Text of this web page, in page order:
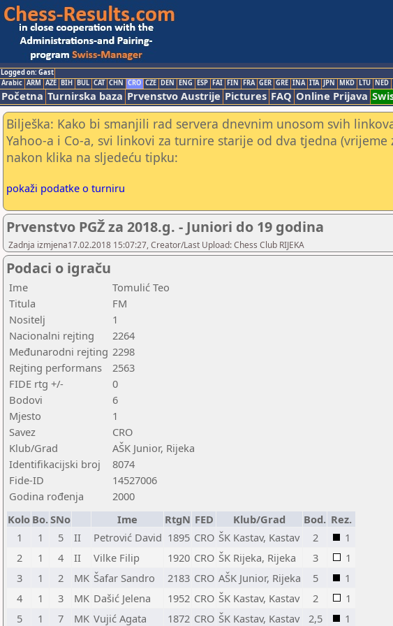
Logged on: Gast
Arabic ARM AZE BIH BUL CAT CHN CRO CZE DEN ENG ESP FAI FIN FRA GER GRE INA ITA JPN MKD LTU NED
Početna Turnirska baza Prvenstvo Austrije Pictures FAQ Online Prijava
Bilješka: Kako bi smanjili rad servera dnevnim unosom svih
Yahoo-a i Co-a, svi linkovi za turnire starije od dva tjedna (vrijeme
nakon klika na sljedeću tipku:
pokaži podatke o turniru
Prvenstvo PGŽ za 2018.g. - Juniori do 19 godina
Zadnja izmjena17.02.2018 15:07:27, Creator/Last Upload: Chess Club RIJEKA
Podaci o igraču
Ime
Tomulić Teo
Titula
FM
Nositelj
1
Nacionalni rejting
2264
Međunarodni rejting 2298
Rejting performans
2563
FIDE rtg +/-
0
Bodovi
6
Mjesto
1
Savez
CRO
Klub/Grad
AŠK Junior, Rijeka
Identifikacijski broj
8074
Fide-ID
14527006
Godina rođenja
2000
Kolo Bo.SNo Ime RtgN FED Klub/Grad Bod. Rez.
1
1 5 II Petrović David 1895 CRO ŠK Kastav, Kastav 2
1
2
1 4 II Vilke Filip 1920 CRO ŠK Rijeka, Rijeka 3
1
3
1 2 MK Šafar Sandro 2183 CRO AŠK Junior, Rijeka 5
1
4
1 3 MK Dašić Jelena 1952 CRO ŠK Kastav, Kastav 2
1
5
1 7 MK Vujić Agata 1872 CRO ŠK Kastav, Kastav 2,5 1